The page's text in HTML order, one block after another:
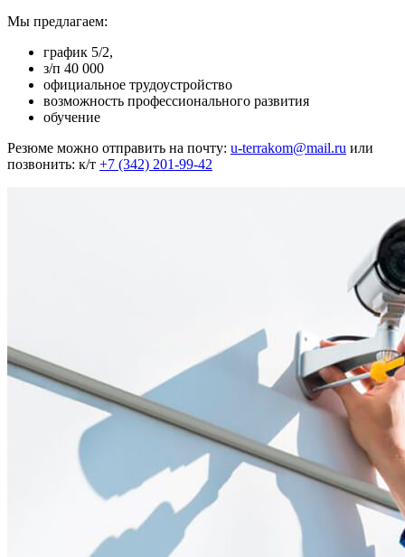
Мы предлагаем:
график 5/2,
з/п 40 000
официальное трудоустройство
возможность профессионального развития
обучение
Резюме можно отправить на почту: u-terrakom@mail.ru или
позвонить: к/т +7 (342) 201-99-42